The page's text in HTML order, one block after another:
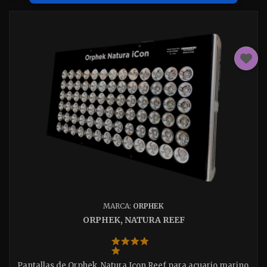
MARCA: ORPHEK
ORPHEK, NATURA REEF